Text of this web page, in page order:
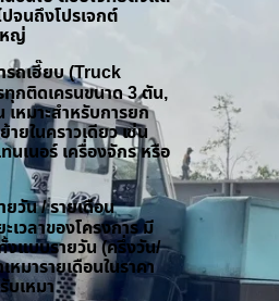
จนถึงโปรเจกต์
หญ่
รถเฮี๊ยบ (Truck
กติดเครนขนาด 3 ตัน,
หมาะสำหรับการยก
ยในคราวเดียว เช่น
นเนอร์ เครื่องจักร หรือ
ยวัน / รายเดือน
เวลาของโครงการ มี
งแบบรายวัน (ครึ่งวัน/
หมารายเดือนในราคา
เหมา